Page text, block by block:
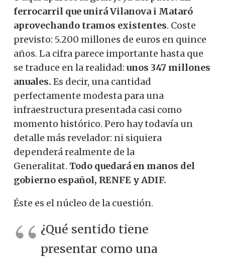
ferrocarril que unirá Vilanova i Mataró
aprovechando tramos existentes. Coste
previsto: 5.200 millones de euros en quince
años. La cifra parece importante hasta que
se traduce en la realidad: unos 347 millones
anuales. Es decir, una cantidad
perfectamente modesta para una
infraestructura presentada casi como
momento histórico. Pero hay todavía un
detalle más revelador: ni siquiera
dependerá realmente de la
Generalitat. Todo quedará en manos del
gobierno español, RENFE y ADIF.
Éste es el núcleo de la cuestión.
¿Qué sentido tiene
presentar como una